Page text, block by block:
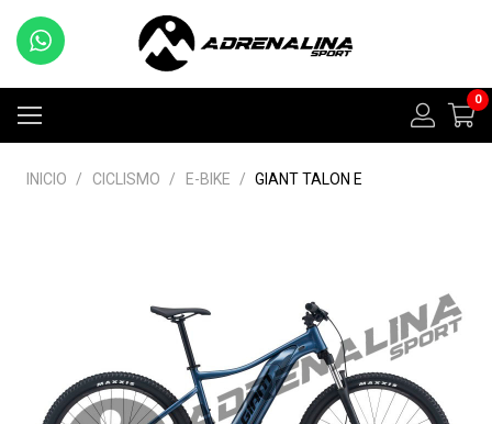
0
INICIO / CICLISMO / E-BIKE / GIANT TALON E